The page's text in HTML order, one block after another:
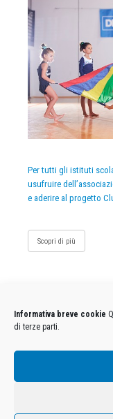
Informativa breve cookie
di terze parti.
Per tutti gli istituti
usufruire
e aderire al progetto
Scopri di più
Euro 12.500.000 i.v. - C.F. e
P.IVA. 11005760159 -